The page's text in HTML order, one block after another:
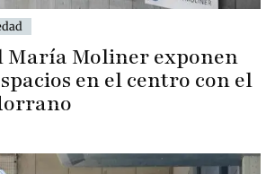
María Moliner exponen
en el centro con el